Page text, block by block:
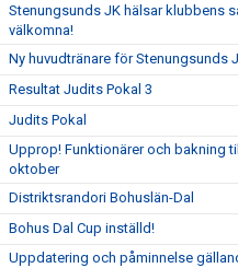
Stenungsunds JK hälsar klubbens
välkomna!
Ny huvudtränare för Stenungsunds
Resultat Judits Pokal 3
Judits Pokal
Upprop! Funktionärer och bakning
oktober
Distriktsrandori Bohuslän-Dal
Bohus Dal Cup inställd!
Uppdatering och påminnelse